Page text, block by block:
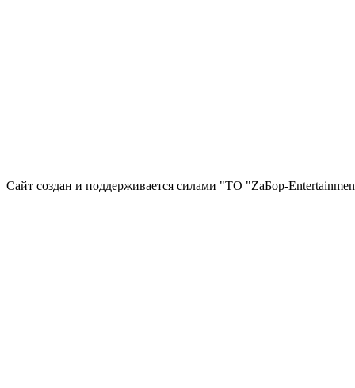
Сайт создан и поддерживается силами "ТО "ZаБор-